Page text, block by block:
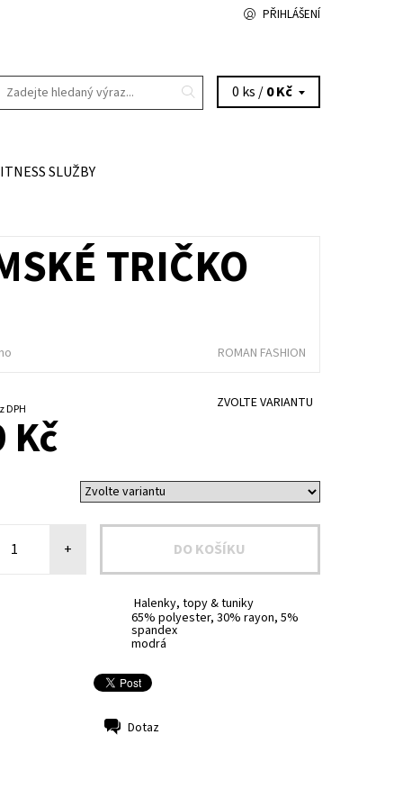
PŘIHLÁŠENÍ
0 ks /0 Kč
SLUŽBY
TRIČKO
ROMAN FASHION
bez DPH ZVOLTE VARIANTU
Kč
+
Halenky, topy & tuniky
65% polyester, 30% rayon, 5%
spandex
modrá
Dotaz